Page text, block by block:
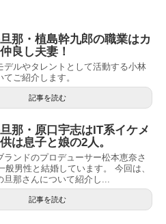
那・植島幹九郎の職業はカ
良し夫妻！
デルやタレントとして活動する小林
ご紹介します。
記事を読む
那・原口宇志はIT系イケメ
は息子と娘の2人。
ランドのプロデューサー松本恵奈さ
般男性と結婚しています。 今回は、
那さんについて紹介し...
記事を読む